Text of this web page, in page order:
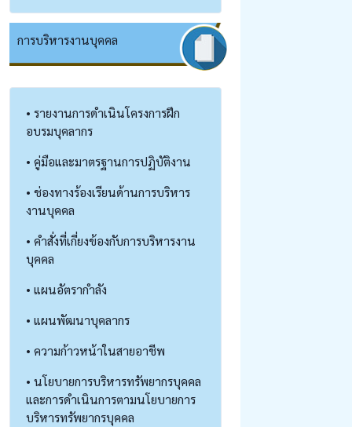
การบริหารงานบุคคล
• รายงานการดำเนินโครงการฝึก
อบรมบุคลากร
• คู่มือและมาตรฐานการปฏิบัติงาน
• ช่องทางร้องเรียนด้านการบริหาร
งานบุคคล
• คำสั่งที่เกี่ยงข้องกับการบริหารงาน
บุคคล
• แผนอัตรากำลัง
• แผนพัฒนาบุคลากร
• ความก้าวหน้าในสายอาชีพ
• นโยบายการบริหารทรัพยากรบุคคล
และการดำเนินการตามนโยบายการ
บริหารทรัพยากรบุคคล